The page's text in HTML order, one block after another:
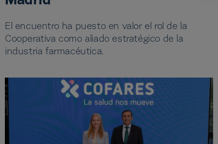
El encuentro ha puesto en valor el rol de la
Cooperativa como aliado estratégico de la
industria farmacéutica.